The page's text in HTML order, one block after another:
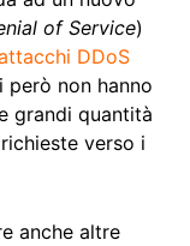
of Service)
DDoS
però non hanno
grandi quantità
verso i
anche altre